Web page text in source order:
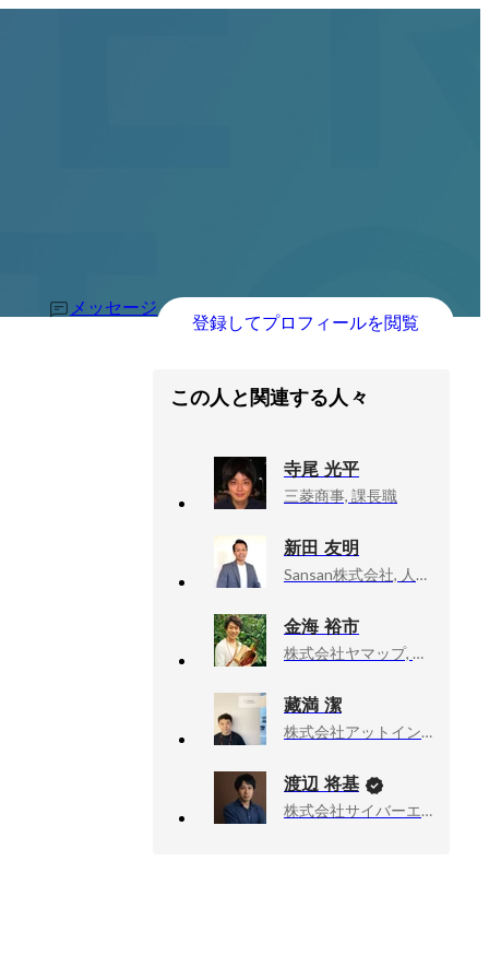
メッセージ
登録してプロフィールを閲覧
この人と関連する人々
寺尾 光平
三菱商事, 課長職
新田 友明
Sansan株式会社, 人事本部
金海 裕市
株式会社ヤマップ, 共創推進事業本部長
藏満 潔
株式会社アットイン, 取締役
渡辺 将基
株式会社サイバーエージェント, 新R25編集長